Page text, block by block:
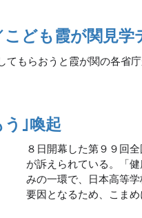
ども霞が関見学
てもらおうと霞が関の各省
｣喚起
８日開幕した第９９回
が訴えられている。「
みの一環で、日本高等
要因となるため、こま